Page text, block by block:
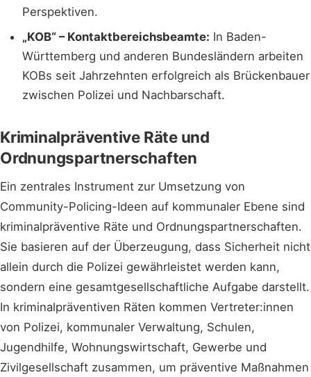
Perspektiven.
„KOB“ – Kontaktbereichsbeamte: In Baden-
Württemberg und anderen Bundesländern arbeiten
KOBs seit Jahrzehnten erfolgreich als Brückenbauer
zwischen Polizei und Nachbarschaft.
Kriminalpräventive Räte und
Ordnungspartnerschaften
Ein zentrales Instrument zur Umsetzung von
Community-Policing-Ideen auf kommunaler Ebene sind
kriminalpräventive Räte und Ordnungspartnerschaften.
Sie basieren auf der Überzeugung, dass Sicherheit nicht
allein durch die Polizei gewährleistet werden kann,
sondern eine gesamtgesellschaftliche Aufgabe darstellt.
In kriminalpräventiven Räten kommen Vertreter:innen
von Polizei, kommunaler Verwaltung, Schulen,
Jugendhilfe, Wohnungswirtschaft, Gewerbe und
Zivilgesellschaft zusammen, um präventive Maßnahmen